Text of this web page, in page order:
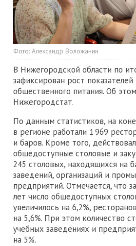
Фото: Александр Воложанин
В Нижегородской области по
зафиксирован рост
общественного питания. Об
Нижегородстат.
По данным статистиков, на
в регионе работали 1 969
и баров. Кроме того,
общедоступные столовые и
245 столовых, находящихся на
заведений, организаций и
предприятий. Отмечается, что
лет число общедоступных
увеличилось на 6,2%,
на 5,6%. При этом количество
учебных заведениях и
на 5%.